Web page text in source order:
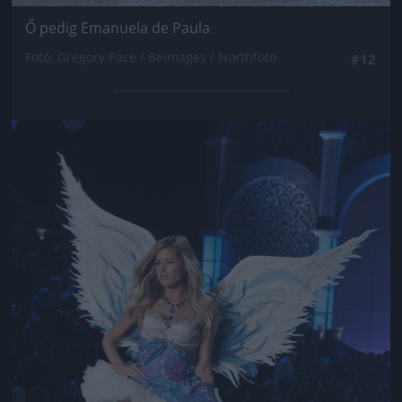
Ő pedig Emanuela de Paula